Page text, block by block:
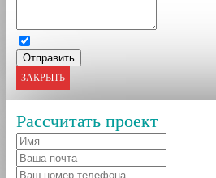
ЗАКРЫТЬ
Рассчитать проект